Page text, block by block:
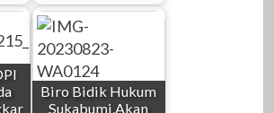
Biro Bidik Hukum
Sukabumi,Akan